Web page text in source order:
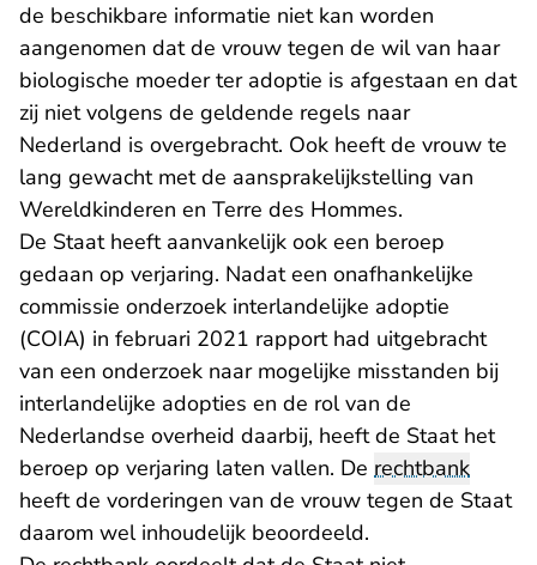
de beschikbare informatie niet kan worden
aangenomen dat de vrouw tegen de wil van haar
biologische moeder ter adoptie is afgestaan en dat
zij niet volgens de geldende regels naar
Nederland is overgebracht. Ook heeft de vrouw te
lang gewacht met de aansprakelijkstelling van
Wereldkinderen en Terre des Hommes.
De Staat heeft aanvankelijk ook een beroep
gedaan op verjaring. Nadat een onafhankelijke
commissie onderzoek interlandelijke adoptie
(COIA) in februari 2021 rapport had uitgebracht
van een onderzoek naar mogelijke misstanden bij
interlandelijke adopties en de rol van de
Nederlandse overheid daarbij, heeft de Staat het
beroep op verjaring laten vallen. De rechtbank
heeft de vorderingen van de vrouw tegen de Staat
daarom wel inhoudelijk beoordeeld.